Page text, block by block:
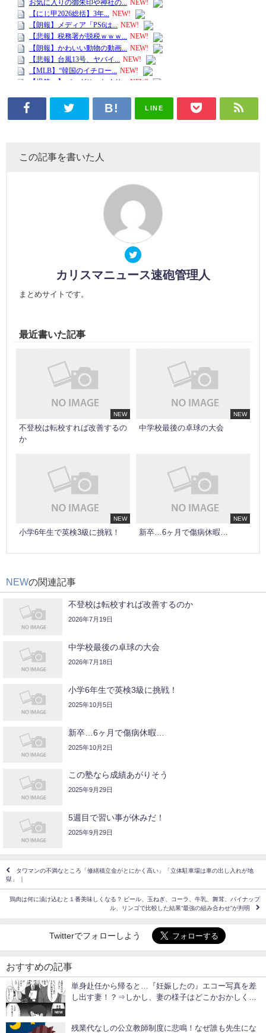
LINE
この記事を書いた人
カリスマニュース速砲管理人
まとめサイトです。
最近書いた記事
NEW
不登校は転校すれば改善するの
か
NEW
中学校最後の卓球の大会
NEW
小学6年生で英検3級に挑戦！
NEW
新卒…6ヶ月で傷病休暇…
NEWの関連記事
不登校は転校すれば改善するのか
2026年7月19日
中学校最後の卓球の大会
2026年7月18日
小学6年生で英検3級に挑戦！
2025年10月5日
新卒…6ヶ月で傷病休暇…
2025年10月2日
この塾なら成績あがりそう
2025年9月29日
5週目で習い事が休みだ！
2025年9月29日
タワマンの不満なところ「修繕積立金がとにかく高い」「立体駐車場は車の出し入れが地
獄」 ｜
鶏肉は何に漬け込むと１番美味しくなる？ ビール、玉ねぎ、コーラ、牛乳、舞茸、パイナップ
ル、リンゴで比較した結果“最強の組み合わせ”が判明
Twitterでフォローしよう
おすすめの記事
NEW
単身赴任から帰ると…『妊娠したの』エコー写真を差
し出す妻！？⇒しかし、妻の様子はどこかおかしく
残業代なしの公立教師制度に悲鳴！なぜ誰も先生にな